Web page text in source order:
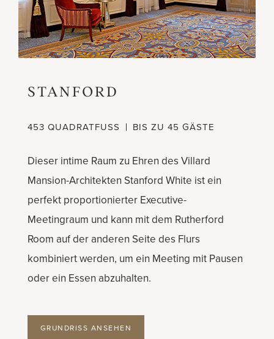
STANFORD
453 QUADRATFUSS BIS ZU 45 GÄSTE
Dieser intime Raum zu Ehren des Villard
Mansion-Architekten Stanford White ist ein
perfekt proportionierter Executive-
Meetingraum und kann mit dem Rutherford
Room auf der anderen Seite des Flurs
kombiniert werden, um ein Meeting mit Pausen
oder ein Essen abzuhalten.
GRUNDRISS ANSEHEN